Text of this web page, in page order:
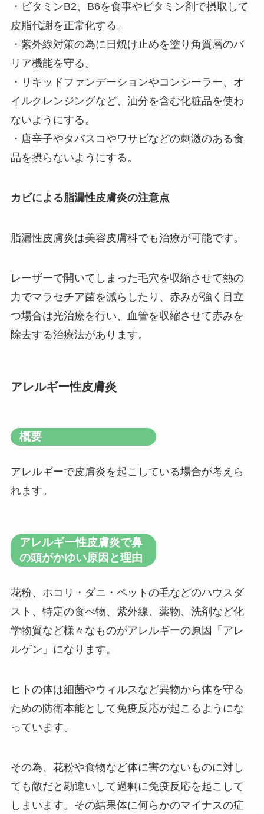
・ビタミンB2、B6を食事やビタミン剤で摂取して
皮脂代謝を正常化する。
・紫外線対策の為に日焼け止めを塗り角質層のバ
リア機能を守る。
・リキッドファンデーションやコンシーラー、オ
イルクレンジングなど、油分を含む化粧品を使わ
ないようにする。
・唐辛子やタバスコやワサビなどの刺激のある食
品を摂らないようにする。
カビによる脂漏性皮膚炎の注意点
脂漏性皮膚炎は美容皮膚科でも治療が可能です。
レーザーで開いてしまった毛穴を収縮させて熱の
力でマラセチア菌を減らしたり、赤みが強く目立
つ場合は光治療を行い、血管を収縮させて赤みを
除去する治療法があります。
アレルギー性皮膚炎
概要
アレルギーで皮膚炎を起こしている場合が考えら
れます。
アレルギー性皮膚炎で鼻
の頭がかゆい原因と理由
花粉、ホコリ・ダニ・ペットの毛などのハウスダ
スト、特定の食べ物、紫外線、薬物、洗剤など化
学物質など様々なものがアレルギーの原因「アレ
ルゲン」になります。
ヒトの体は細菌やウィルスなど異物から体を守る
ための防衛本能として免疫反応が起こるようにな
っています。
その為、花粉や食物など体に害のないものに対し
ても敵だと勘違いして過剰に免疫反応を起こして
しまいます。その結果体に何らかのマイナスの症